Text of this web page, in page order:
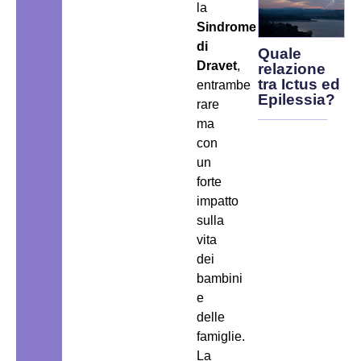
la
Sindrome
di
Dravet,
entrambe
rare
ma
con
un
forte
impatto
sulla
vita
dei
bambini
e
delle
famiglie.
La
Quale
relazione
tra Ictus ed
Epilessia?